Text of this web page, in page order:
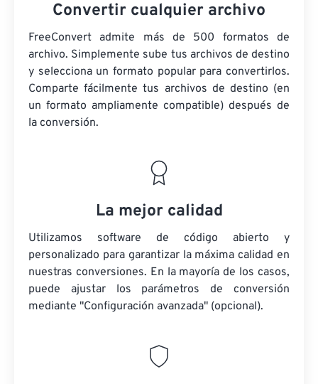
Convertir cualquier archivo
FreeConvert admite más de 500 formatos de
archivo. Simplemente sube tus archivos de destino
y selecciona un formato popular para convertirlos.
Comparte fácilmente tus archivos de destino (en
un formato ampliamente compatible) después de
la conversión.
La mejor calidad
Utilizamos software de código abierto y
personalizado para garantizar la máxima calidad en
nuestras conversiones. En la mayoría de los casos,
puede ajustar los parámetros de conversión
mediante "Configuración avanzada" (opcional).